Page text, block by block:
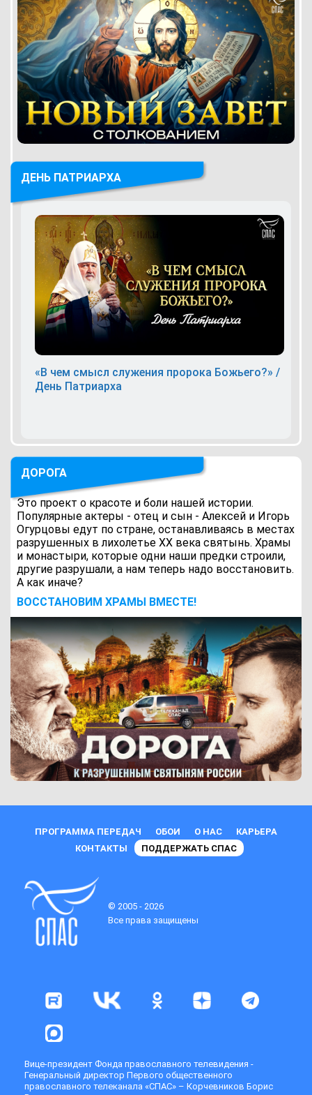
ДЕНЬ ПАТРИАРХА
«В чем смысл служения пророка Божьего?» /
День Патриарха
ДОРОГА
Это проект о красоте и боли нашей истории.
Популярные актеры - отец и сын - Алексей и Игорь
Огурцовы едут по стране, останавливаясь в местах
разрушенных в лихолетье ХХ века святынь. Храмы
и монастыри, которые одни наши предки строили,
другие разрушали, а нам теперь надо восстановить.
А как иначе?
ВОCСТАНОВИМ ХРАМЫ ВМЕСТЕ!
ПРОГРАММА ПЕРЕДАЧ ОБОИ О НАС
КАРЬЕРА
КОНТАКТЫ
ПОДДЕРЖАТЬ СПАС
© 2005 - 2026
Все права защищены
Вице-президент Фонда православного телевидения -
Генеральный директор Первого общественного
православного телеканала «СПАС» – Корчевников Борис